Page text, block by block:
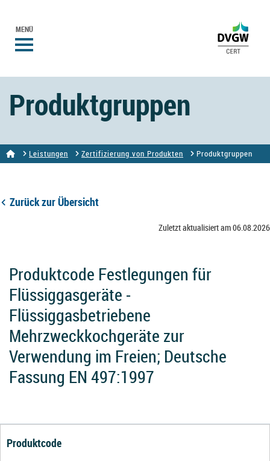
MENÜ
Produktgruppen
Leistungen Zertifizierung von Produkten Produktgruppen
Zurück zur Übersicht
Zuletzt aktualisiert am 06.08.2026
Produktcode Festlegungen für
Flüssiggasgeräte -
Flüssiggasbetriebene
Mehrzweckkochgeräte zur
Verwendung im Freien; Deutsche
Fassung EN 497:1997
Produktcode